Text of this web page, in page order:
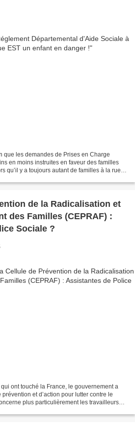
que les demandes de Prises en Charge
en moins instruites en faveur des familles
qu’il y a toujours autant de familles à la rue.
de la Radicalisation et
des Familles (CEPRAF) :
Sociale ?
ont touché la France, le gouvernement a
et d’action pour lutter contre le
plus particulièrement les travailleurs